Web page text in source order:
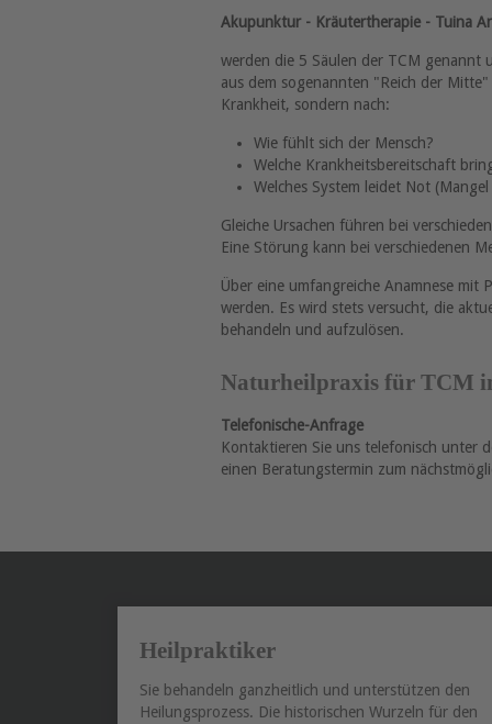
Akupunktur - Kräutertherapie - Tuina
werden die 5 Säulen der TCM genannt
aus dem sogenannten "Reich der
Krankheit, sondern nach:
Wie fühlt sich der Mensch?
Welche Krankheitsbereitschaft
Welches System leidet Not
Gleiche Ursachen führen bei
Eine Störung kann bei verschiedenen
Über eine umfangreiche Anamnese
werden. Es wird stets versucht, die
behandeln und aufzulösen.
Naturheilpraxis für TCM
Telefonische-Anfrage
Kontaktieren Sie uns telefonisch
einen Beratungstermin zum
Heilpraktiker
Sie behandeln ganzheitlich und unterstützen den
Heilungsprozess. Die historischen Wurzeln für den